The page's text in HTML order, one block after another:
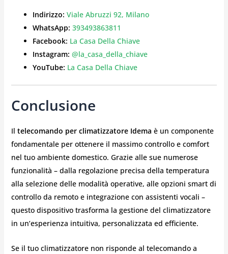
Indirizzo: Viale Abruzzi 92, Milano
WhatsApp: 393493863811
Facebook: La Casa Della Chiave
Instagram: @la_casa_della_chiave
YouTube: La Casa Della Chiave
Conclusione
Il telecomando per climatizzatore Idema è un componente
fondamentale per ottenere il massimo controllo e comfort
nel tuo ambiente domestico. Grazie alle sue numerose
funzionalità – dalla regolazione precisa della temperatura
alla selezione delle modalità operative, alle opzioni smart di
controllo da remoto e integrazione con assistenti vocali –
questo dispositivo trasforma la gestione del climatizzatore
in un’esperienza intuitiva, personalizzata ed efficiente.
Se il tuo climatizzatore non risponde al telecomando a